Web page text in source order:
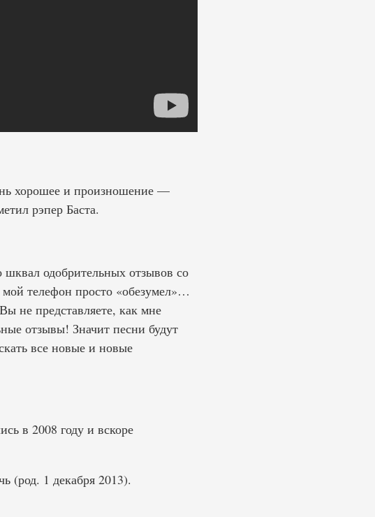
хорошее и произношение —
рэпер Баста.
одобрительных отзывов со
телефон просто «обезумел»…
не представляете, как мне
отзывы! Значит песни будут
все новые и новые
в 2008 году и вскоре
(род. 1 декабря 2013).